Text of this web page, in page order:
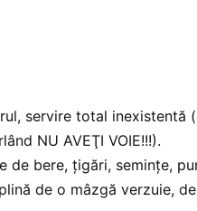
servire total inexistentă
NU AVEŢI VOIE!!!).
de bere, ţigări, seminţe,
de o mâzgă verzuie,